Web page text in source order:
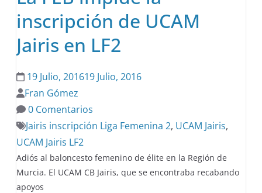
inscripción de UCAM
Jairis en LF2
19 Julio, 201619 Julio, 2016
Fran Gómez
0 Comentarios
Jairis inscripción Liga Femenina 2, UCAM Jairis,
UCAM Jairis LF2
Adiós al baloncesto femenino de élite en la Región de
Murcia. El UCAM CB Jairis, que se encontraba recabando
apoyos